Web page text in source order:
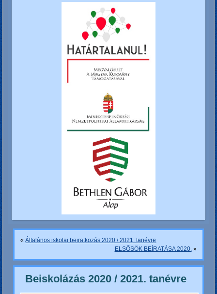
«Általános iskolai beiratkozás 2020 / 2021. tanévre
ELSŐSÖK BEÍRATÁSA 2020.»
Beiskolázás 2020 / 2021. tanévre